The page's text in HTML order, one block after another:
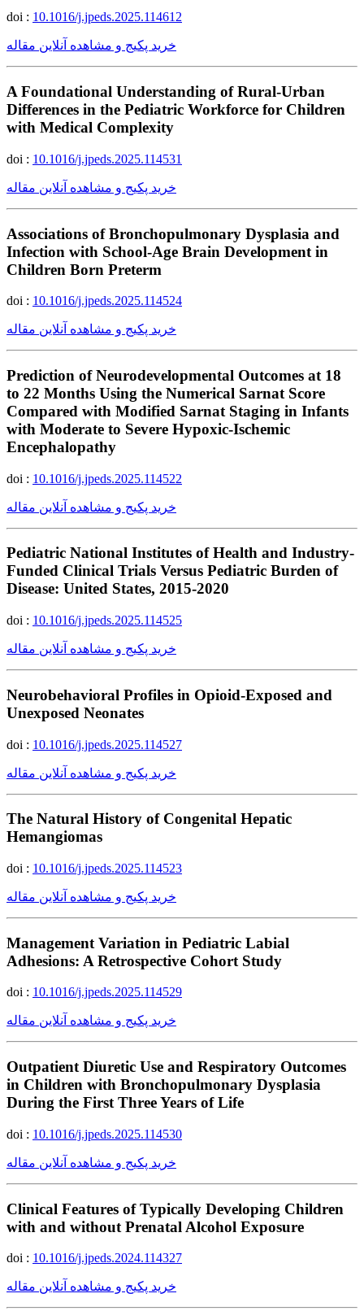
doi : 10.1016/j.jpeds.2025.114612
خرید پکیج و مشاهده آنلاین مقاله
A Foundational Understanding of Rural-Urban
Differences in the Pediatric Workforce for Children
with Medical Complexity
doi : 10.1016/j.jpeds.2025.114531
خرید پکیج و مشاهده آنلاین مقاله
Associations of Bronchopulmonary Dysplasia and
Infection with School-Age Brain Development in
Children Born Preterm
doi : 10.1016/j.jpeds.2025.114524
خرید پکیج و مشاهده آنلاین مقاله
Prediction of Neurodevelopmental Outcomes at 18
to 22 Months Using the Numerical Sarnat Score
Compared with Modified Sarnat Staging in Infants
with Moderate to Severe Hypoxic-Ischemic
Encephalopathy
doi : 10.1016/j.jpeds.2025.114522
خرید پکیج و مشاهده آنلاین مقاله
Pediatric National Institutes of Health and Industry-
Funded Clinical Trials Versus Pediatric Burden of
Disease: United States, 2015-2020
doi : 10.1016/j.jpeds.2025.114525
خرید پکیج و مشاهده آنلاین مقاله
Neurobehavioral Profiles in Opioid-Exposed and
Unexposed Neonates
doi : 10.1016/j.jpeds.2025.114527
خرید پکیج و مشاهده آنلاین مقاله
The Natural History of Congenital Hepatic
Hemangiomas
doi : 10.1016/j.jpeds.2025.114523
خرید پکیج و مشاهده آنلاین مقاله
Management Variation in Pediatric Labial
Adhesions: A Retrospective Cohort Study
doi : 10.1016/j.jpeds.2025.114529
خرید پکیج و مشاهده آنلاین مقاله
Outpatient Diuretic Use and Respiratory Outcomes
in Children with Bronchopulmonary Dysplasia
During the First Three Years of Life
doi : 10.1016/j.jpeds.2025.114530
خرید پکیج و مشاهده آنلاین مقاله
Clinical Features of Typically Developing Children
with and without Prenatal Alcohol Exposure
doi : 10.1016/j.jpeds.2024.114327
خرید پکیج و مشاهده آنلاین مقاله